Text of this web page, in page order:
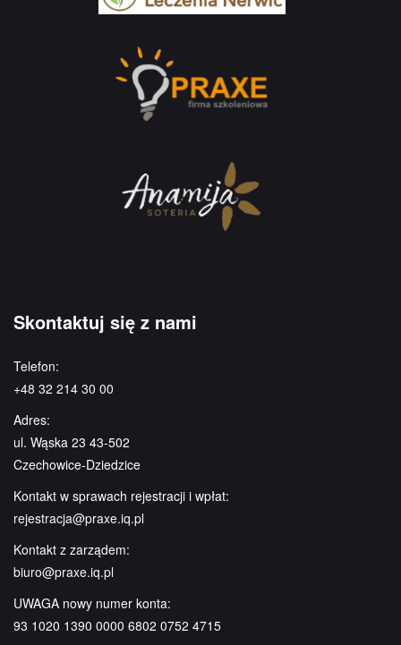
Skontaktuj się z nami
Telefon:
+48 32 214 30 00
Adres:
ul. Wąska 23 43-502
Czechowice-Dziedzice
Kontakt w sprawach rejestracji i wpłat:
rejestracja@praxe.iq.pl
Kontakt z zarządem:
biuro@praxe.iq.pl
UWAGA nowy numer konta:
93 1020 1390 0000 6802 0752 4715